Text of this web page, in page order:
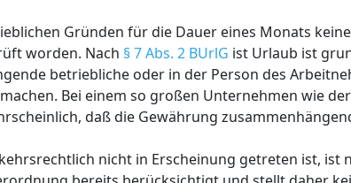
Gründen für die Dauer eines Monats
worden. Nach § 7 Abs. 2 BUrlG ist Urlaub ist
betriebliche oder in der Person des
Bei einem so großen Unternehmen wie der
daß die Gewährung
nicht in Erscheinung getreten ist, ist